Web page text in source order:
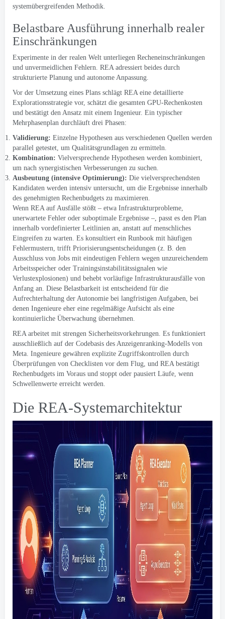
systemübergreifenden Methodik.
Belastbare Ausführung innerhalb realer
Einschränkungen
Experimente in der realen Welt unterliegen Recheneinschränkungen
und unvermeidlichen Fehlern. REA adressiert beides durch
strukturierte Planung und autonome Anpassung.
Vor der Umsetzung eines Plans schlägt REA eine detaillierte
Explorationsstrategie vor, schätzt die gesamten GPU-Rechenkosten
und bestätigt den Ansatz mit einem Ingenieur. Ein typischer
Mehrphasenplan durchläuft drei Phasen:
Validierung: Einzelne Hypothesen aus verschiedenen Quellen werden
parallel getestet, um Qualitätsgrundlagen zu ermitteln.
Kombination: Vielversprechende Hypothesen werden kombiniert,
um nach synergistischen Verbesserungen zu suchen.
Ausbeutung (intensive Optimierung): Die vielversprechendsten
Kandidaten werden intensiv untersucht, um die Ergebnisse innerhalb
des genehmigten Rechenbudgets zu maximieren.
Wenn REA auf Ausfälle stößt – etwa Infrastrukturprobleme,
unerwartete Fehler oder suboptimale Ergebnisse –, passt es den Plan
innerhalb vordefinierter Leitlinien an, anstatt auf menschliches
Eingreifen zu warten. Es konsultiert ein Runbook mit häufigen
Fehlermustern, trifft Priorisierungsentscheidungen (z. B. den
Ausschluss von Jobs mit eindeutigen Fehlern wegen unzureichendem
Arbeitsspeicher oder Trainingsinstabilitätssignalen wie
Verlustexplosionen) und behebt vorläufige Infrastrukturausfälle von
Anfang an. Diese Belastbarkeit ist entscheidend für die
Aufrechterhaltung der Autonomie bei langfristigen Aufgaben, bei
denen Ingenieure eher eine regelmäßige Aufsicht als eine
kontinuierliche Überwachung übernehmen.
REA arbeitet mit strengen Sicherheitsvorkehrungen. Es funktioniert
ausschließlich auf der Codebasis des Anzeigenranking-Modells von
Meta. Ingenieure gewähren explizite Zugriffskontrollen durch
Überprüfungen von Checklisten vor dem Flug, und REA bestätigt
Rechenbudgets im Voraus und stoppt oder pausiert Läufe, wenn
Schwellenwerte erreicht werden.
Die REA-Systemarchitektur